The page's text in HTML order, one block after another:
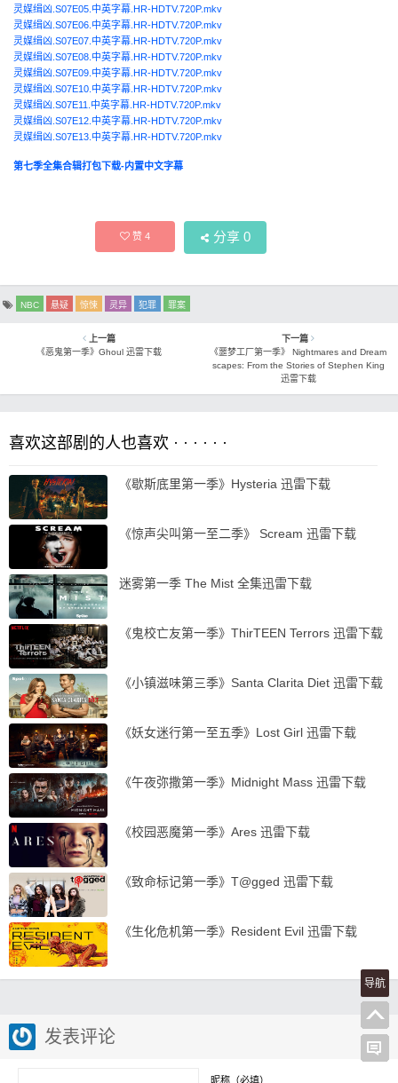
灵媒缉凶.S07E05.中英字幕.HR-HDTV.720P.mkv
灵媒缉凶.S07E06.中英字幕.HR-HDTV.720P.mkv
灵媒缉凶.S07E07.中英字幕.HR-HDTV.720P.mkv
灵媒缉凶.S07E08.中英字幕.HR-HDTV.720P.mkv
灵媒缉凶.S07E09.中英字幕.HR-HDTV.720P.mkv
灵媒缉凶.S07E10.中英字幕.HR-HDTV.720P.mkv
灵媒缉凶.S07E11.中英字幕.HR-HDTV.720P.mkv
灵媒缉凶.S07E12.中英字幕.HR-HDTV.720P.mkv
灵媒缉凶.S07E13.中英字幕.HR-HDTV.720P.mkv
第七季全集合辑打包下载-内置中文字幕
赞4 分享 0
NBC 悬疑 惊悚 灵异 犯罪 罪案
上一篇
《恶鬼第一季》Ghoul 迅雷下载
下一篇
《噩梦工厂第一季》 Nightmares and Dream
scapes: From the Stories of Stephen King
迅雷下载
喜欢这部剧的人也喜欢 · · · · · ·
《歇斯底里第一季》Hysteria 迅雷下载
《惊声尖叫第一至二季》 Scream 迅雷下载
迷雾第一季 The Mist 全集迅雷下载
《鬼校亡友第一季》ThirTEEN Terrors 迅雷下载
《小镇滋味第三季》Santa Clarita Diet 迅雷下载
《妖女迷行第一至五季》Lost Girl 迅雷下载
《午夜弥撒第一季》Midnight Mass 迅雷下载
《校园恶魔第一季》Ares 迅雷下载
《致命标记第一季》T@gged 迅雷下载
《生化危机第一季》Resident Evil 迅雷下载
发表评论
昵称（必填）
导航